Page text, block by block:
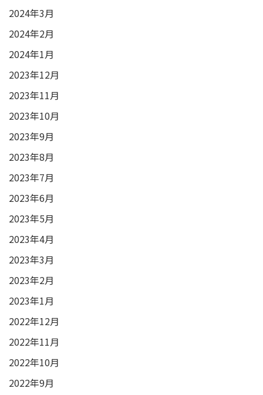
2024年3月
2024年2月
2024年1月
2023年12月
2023年11月
2023年10月
2023年9月
2023年8月
2023年7月
2023年6月
2023年5月
2023年4月
2023年3月
2023年2月
2023年1月
2022年12月
2022年11月
2022年10月
2022年9月